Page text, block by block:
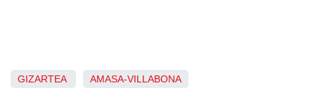
GIZARTEA AMASA-VILLABONA